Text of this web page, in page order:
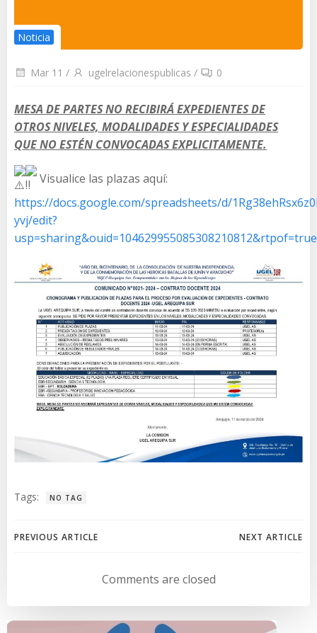
Noticia
Mar 11 / ugelrelacionespublicas / 0
MESA DE PARTES NO RECIBIRÁ EXPEDIENTES DE
OTROS NIVELES, MODALIDADES Y ESPECIALIDADES
QUE NO ESTÉN CONVOCADAS EXPLICITAMENTE.
Visualice las plazas aquí:
https://docs.google.com/spreadsheets/d/
yvj/edit?
Tags: NO TAG
Navegación
entradas
PREVIOUS ARTICLE
Navegación
de
entradas
NEXT ARTICLE
Comments are closed